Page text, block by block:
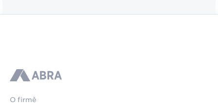
ABRA
O firmě